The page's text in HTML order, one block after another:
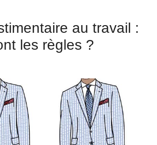
au travail :
les règles ?